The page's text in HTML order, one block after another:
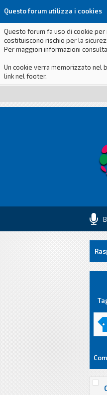
Questo forum utilizza i cookies
Questo forum fa uso di cookie
costituiscono rischio per la
Per maggiori informazioni
Un cookie verra memorizzato nel
link nel footer.
0 voto(i) - 0 media
1
2
3
4
5